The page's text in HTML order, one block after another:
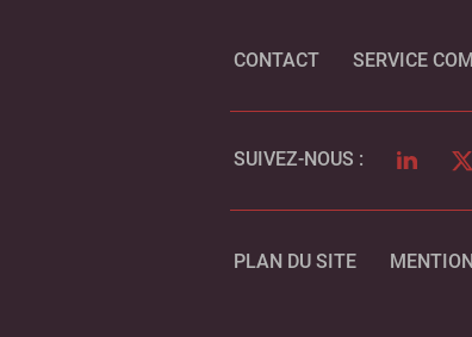
CONTACT SERVICE
SUIVEZ-NOUS : LINKEDIN
PLAN DU SITE